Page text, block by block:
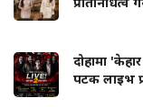
दोहामा
पटक लाइभ